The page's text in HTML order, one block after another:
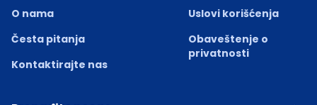
O nama
Česta pitanja
Kontaktirajte nas
Uslovi korišćenja
Obaveštenje o
privatnosti